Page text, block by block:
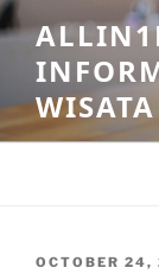
Skip
to
content
POSTED
OCTOBER 24,